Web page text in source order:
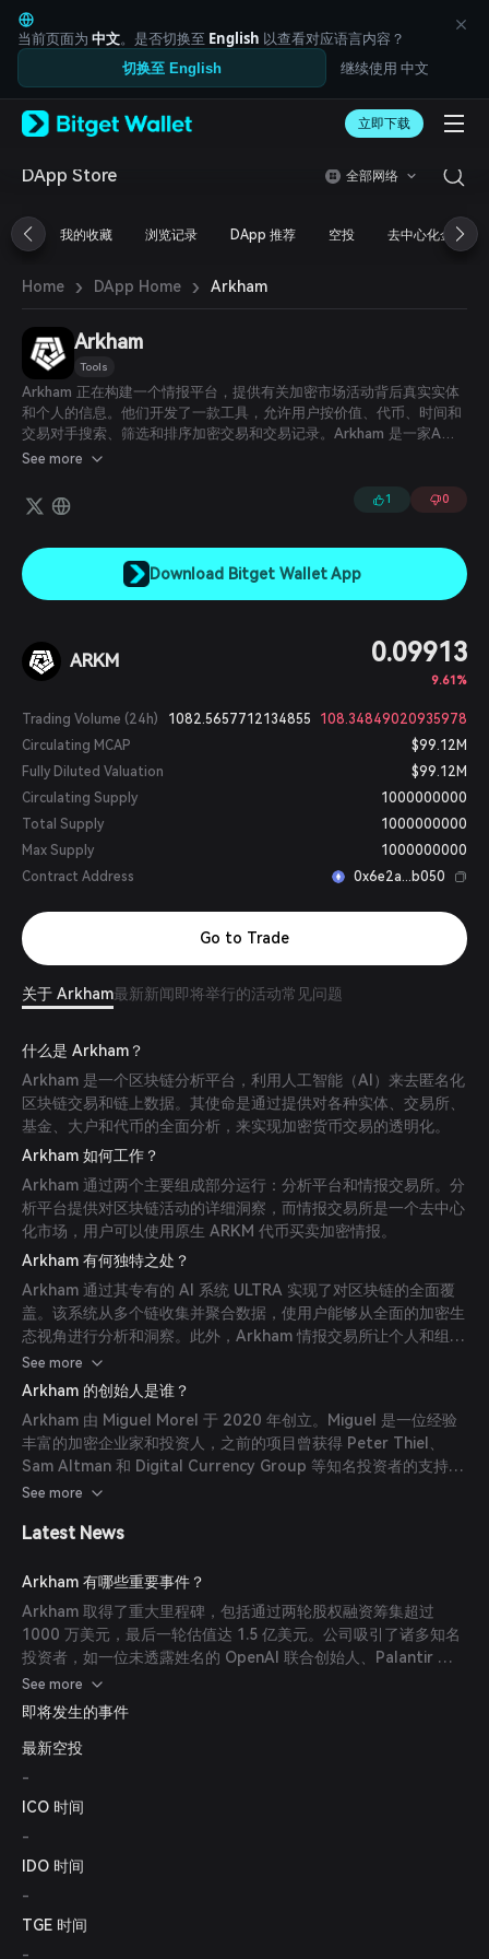
English
日本語
Tiếng Việt
Русский
Español (Latinoamérica)
Türkçe
Français
简体中文
繁體中文
Bahasa Indonesia
ภาษาไทย
العربية
বাংলা
Español
Português (Brasil)
Español (Argentina)
当前页面为 中文。是否切换至 English 以查看对应语言内容？
切换至 English 继续使用 中文
立即下载
DApp Store 全部网络
我的收藏 浏览记录 DApp 推荐 空投 去中心化金融
Home › DApp Home › Arkham
Arkham
Tools
Arkham 正在构建一个情报平台，提供有关加密市场活动背后真实实体
和个人的信息。他们开发了一款工具，允许用户按价值、代币、时间和
交易对手搜索、筛选和排序加密交易和交易记录。Arkham 是一家A轮
初创公司，已从包括 Palantir 和 OpenAI 创始人在内的投资者，以及
1200万美元资金。
See more
1 0
Download Bitget Wallet App
ARKM 0.09913
9.61%
Trading Volume (24h) 1082.5657712134855
108.34849020935978
Circulating MCAP
$99.12M
Fully Diluted Valuation
$99.12M
Circulating Supply
1000000000
Total Supply
1000000000
Max Supply
1000000000
Contract Address
0x6e2a...b050
Go to Trade
关于 Arkham最新新闻即将举行的活动常见问题
什么是 Arkham？
Arkham 是一个区块链分析平台，利用人工智能（AI）来去匿名化
区块链交易和链上数据。其使命是通过提供对各种实体、交易所、
基金、大户和代币的全面分析，来实现加密货币交易的透明化。
Arkham 如何工作？
Arkham 通过两个主要组成部分运行：分析平台和情报交易所。分
析平台提供对区块链活动的详细洞察，而情报交易所是一个去中心
化市场，用户可以使用原生 ARKM 代币买卖加密情报。
Arkham 有何独特之处？
Arkham 通过其专有的 AI 系统 ULTRA 实现了对区块链的全面覆
盖。该系统从多个链收集并聚合数据，使用户能够从全面的加密生
态视角进行分析和洞察。此外，Arkham 情报交易所让个人和组织
可以通过发布赏金和拍卖来变现其情报。
See more
Arkham 的创始人是谁？
Arkham 由 Miguel Morel 于 2020 年创立。Miguel 是一位经验
丰富的加密企业家和投资人，之前的项目曾获得 Peter Thiel、
Sam Altman 和 Digital Currency Group 等知名投资者的支持。
首席技术官 Henry Fisher 领导过多个区块链项目的协议开发，曾
See more
Latest News
Arkham 有哪些重要事件？
Arkham 取得了重大里程碑，包括通过两轮股权融资筹集超过
1000 万美元，最后一轮估值达 1.5 亿美元。公司吸引了诸多知名
投资者，如一位未透露姓名的 OpenAI 联合创始人、Palantir 联
合创始人 Joe Lonsdale（8VC）、Tim Draper（Draper
Associates）、Wintermute、GSR 和 Geoff
See more
即将发生的事件
最新空投
-
ICO 时间
-
IDO 时间
-
TGE 时间
-